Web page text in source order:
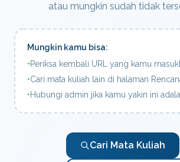
atau mungkin sudah tidak
Mungkin kamu bisa:
•Periksa kembali URL yang kamu
•Cari mata kuliah lain di halaman
•Hubungi admin jika kamu yakin ini
Cari Mata Kuliah